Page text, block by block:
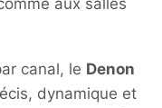
canal, le Denon
dynamique et